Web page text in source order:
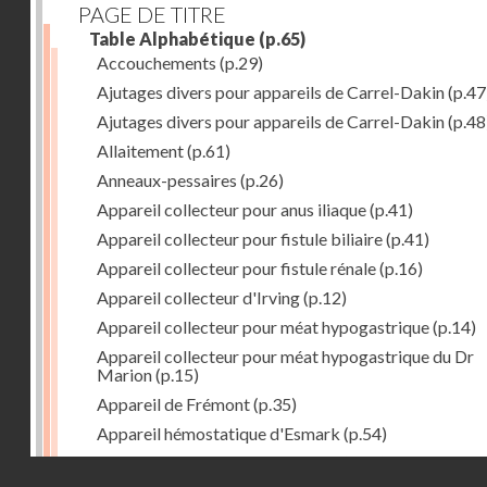
PAGE DE TITRE
Table Alphabétique (p.65)
Accouchements (p.29)
Ajutages divers pour appareils de Carrel-Dakin
Ajutages divers pour appareils de Carrel-Dakin
Allaitement(p.61)
Anneaux-pessaires (p.26)
Appareil collecteur pour anus iliaque(p.41)
Appareil collecteur pour fistule biliaire(p.41)
Appareil collecteur pour fistule rénale(p.16)
Appareil collecteur d'Irving(p.12)
Appareil collecteur pour méat hypogastrique(p.14)
Appareil collecteur pour méat hypogastrique du Dr
Marion(p.15)
Appareil de Frémont(p.35)
Appareil hémostatique d'Esmark (p.54)
Appareil irrigateur de Lockwood(p.40)